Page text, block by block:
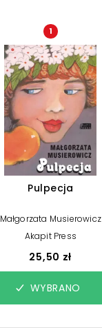
1
Pulpecja
Małgorzata Musierowicz
Akapit Press
25,50 zł
WYBRANO